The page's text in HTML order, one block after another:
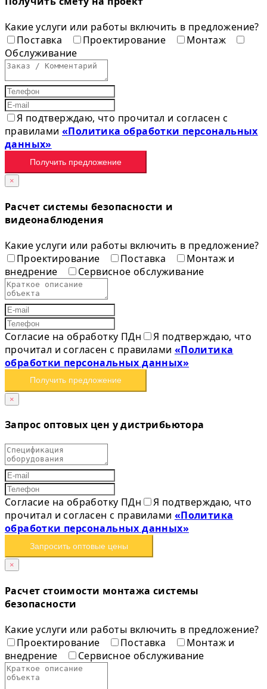
Какие услуги или работы включить в предложение?
Поставка
Проектирование
Монтаж
Обслуживание
Я подтверждаю, что прочитал и согласен с
правилами«Политика обработки персональных
данных»
Получить предложение
×
Расчет системы безопасности и
видеонаблюдения
Какие услуги или работы включить в предложение?
Проектирование
Поставка
Монтаж и
внедрение
Сервисное обслуживание
Согласие на обработку ПДн
Я подтверждаю, что
прочитал и согласен с правилами «Политика
обработки персональных данных»
Получить предложение
×
Запрос оптовых цен у дистрибьютора
Согласие на обработку ПДн
Я подтверждаю, что
прочитал и согласен с правилами «Политика
обработки персональных данных»
Запросить оптовые цены
×
Расчет стоимости монтажа системы
безопасности
Какие услуги или работы включить в предложение?
Проектирование
Поставка
Монтаж и
внедрение
Сервисное обслуживание